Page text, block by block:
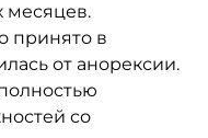
месяцев.
принято в
от анорексии.
со